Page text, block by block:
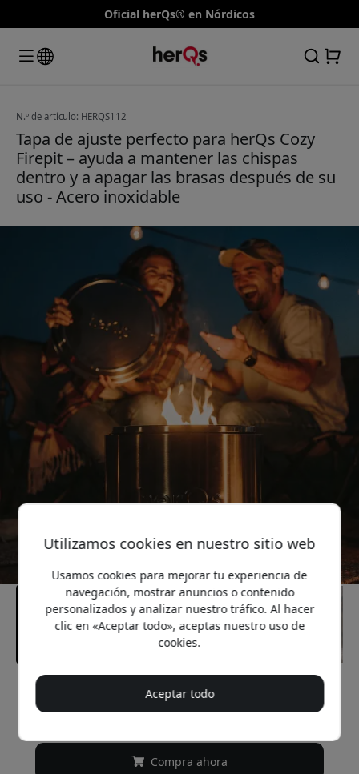
Oficial herQs® en Nórdicos
N.º de artículo: HERQS112
Tapa de ajuste perfecto para herQs Cozy
Firepit – ayuda a mantener las chispas
dentro y a apagar las brasas después de su
uso - Acero inoxidable
Precio recomendado
69.99 EUR
Compra ahora
Utilizamos cookies en nuestro sitio web
Usamos cookies para mejorar tu experiencia de
navegación, mostrar anuncios o contenido
personalizados y analizar nuestro tráfico. Al hacer
clic en «Aceptar todo», aceptas nuestro uso de
cookies.
Aceptar todo